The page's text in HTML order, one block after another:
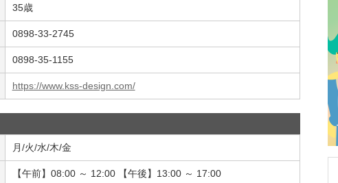
35歳
0898-33-2745
0898-35-1155
https://www.kss-design.com/
月/火/水/木/金
【午前】08:00 ～ 12:00 【午後】13:00 ～ 17:00